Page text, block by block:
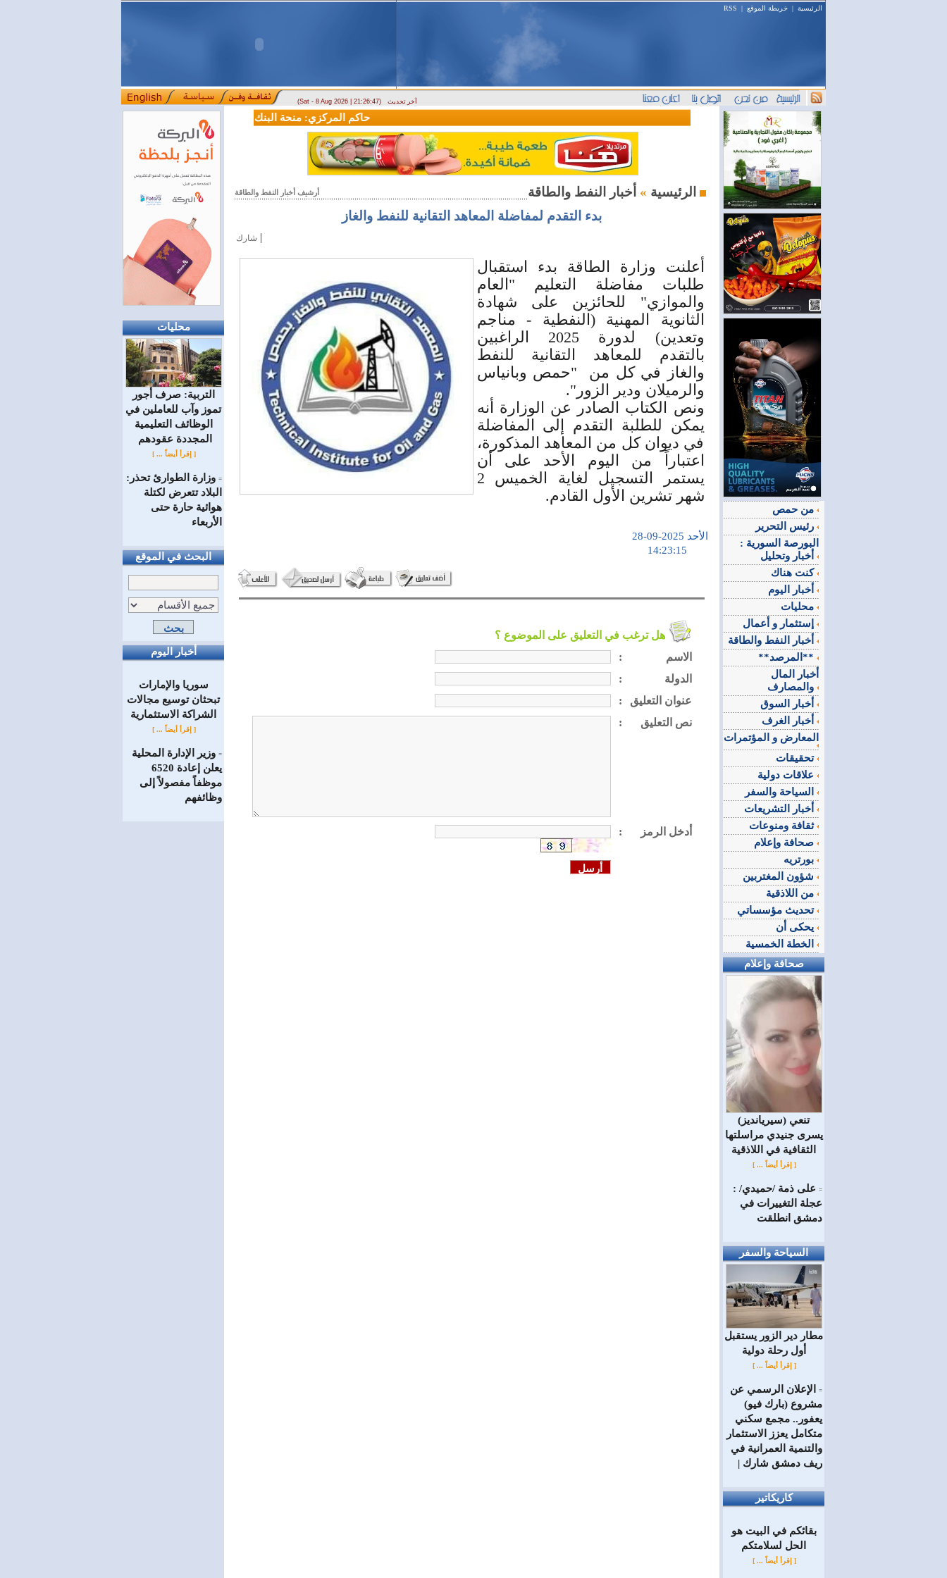
الرئيسية | خريطة الموقع |
RSS
(Sat - 8 Aug 2026 | 21:26:47) آخر تحديث
محليات
التربية: صرف أجور
تموز وآب للعاملين في
الوظائف ‏التعليمية
المجددة عقودهم ‏
[ إقرأ أيضاً ... ]
= وزارة الطوارئ تحذر:
البلاد تتعرض لكتلة
هوائية حارة حتى
الأربعاء
البحث في الموقع
أخبار اليوم
سوريا والإمارات
تبحثان توسيع مجالات
الشراكة الاستثمارية
[ إقرأ أيضاً ... ]
= وزير الإدارة المحلية
يعلن إعادة 6520
موظفاً مفصولاً إلى
‏وظائفهم
حاكم المركزي: منحة البنك الدولي لسورية خطوة أساسية نحو بناء قطاع مالي حديث
أرشيف أخبار النفط والطاقة الرئيسية »
بدء التقدم لمفاضلة المعاهد التقانية للنفط والغاز
شارك |
أعلنت وزارة الطاقة بدء استقبال
طلبات مفاضلة التعليم "العام
والموازي" للحائزين على شهادة
الثانوية المهنية (النفطية - مناجم
وتعدين) لدورة 2025 الراغبين
بالتقدم للمعاهد التقانية للنفط
والغاز في كل من "حمص وبانياس
والرميلان ودير الزور".
ونص الكتاب الصادر عن الوزارة أنه
يمكن للطلبة التقدم إلى المفاضلة
في ديوان كل من المعاهد المذكورة،
اعتباراً من اليوم الأحد على أن
يستمر التسجيل لغاية الخميس 2
شهر تشرين الأول القادم.
الأحد 2025-09-28
هل ترغب في التعليق على الموضوع ؟
:
الاسم
:
الدولة
:
عنوان التعليق
:
نص التعليق
: أدخل الرمز
البورصة السورية :
كنت هناك
**المرصد**
أخبار المال
المعارض و المؤتمرات
تحقيقات
ثقافة ومنوعات
تحديث مؤسساتي
صحافة وإعلام
(سيريانديز) تنعي
يسرى جنيدي مراسلتها
الثقافية في اللاذقية
[ إقرأ أيضاً ... ]
= على ذمة /حميدي/ :
عجلة التغييرات في
دمشق انطلقت
السياحة والسفر
مطار دير الزور يستقبل
أول رحلة دولية
[ إقرأ أيضاً ... ]
=
الإعلان الرسمي عن
مشروع (بارك فيو)
يعفور.. مجمع سكني
متكامل يعزز الاستثمار
والتنمية العمرانية في
ريف دمشق شارك |
كاريكاتير
بقائكم في البيت هو
الحل لسلامتكم
[ إقرأ أيضاً ... ]